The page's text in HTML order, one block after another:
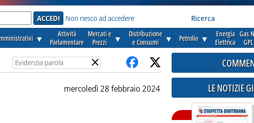
Non riesco ad accedere Ricerca
▼
Attività
Parlamentare
Mercati e
Prezzi
▼
Distribuzione
e Consumi
▼ Petrolio ▼
Energia
Elettrica
Gas
×
mercoledì 28 febbraio 2024
LE NOTIZIE